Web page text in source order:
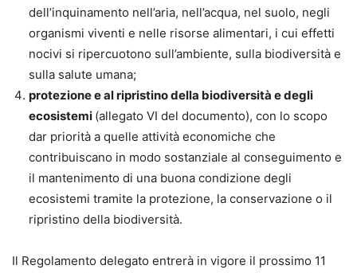
dell’inquinamento nell’aria, nell’acqua, nel suolo, negli
organismi viventi e nelle risorse alimentari, i cui effetti
nocivi si ripercuotono sull’ambiente, sulla biodiversità e
sulla salute umana;
protezione e al ripristino della biodiversità e degli
ecosistemi (allegato VI del documento), con lo scopo
dar priorità a quelle attività economiche che
contribuiscano in modo sostanziale al conseguimento e
il mantenimento di una buona condizione degli
ecosistemi tramite la protezione, la conservazione o il
ripristino della biodiversità.
Il Regolamento delegato entrerà in vigore il prossimo 11